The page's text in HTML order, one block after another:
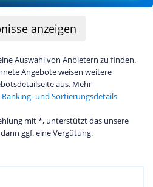
anzeigen
Auswahl von Anbietern zu finden.
Angebote weisen weitere
aus. Mehr
Ranking- und Sortierungsdetails
mit *, unterstützt das unsere
ggf. eine Vergütung.